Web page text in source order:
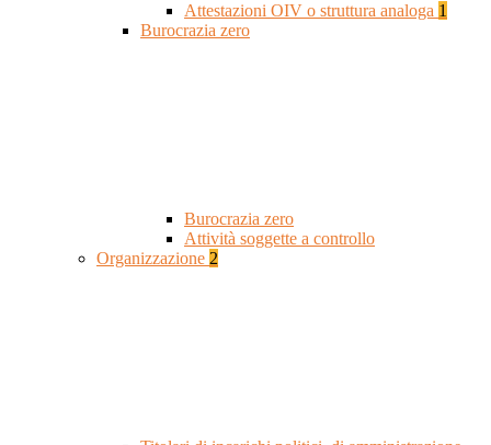
Attestazioni OIV o struttura analoga 1
Burocrazia zero
Burocrazia zero
Attività soggette a controllo
Organizzazione 2